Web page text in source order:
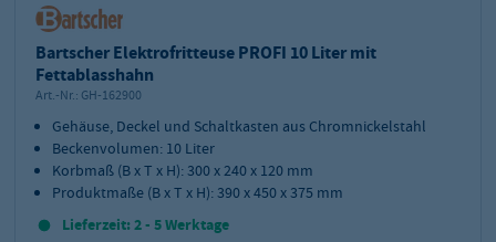
Bartscher Elektrofritteuse PROFI 10 Liter mit
Fettablasshahn
Art.-Nr.: GH-162900
Gehäuse, Deckel und Schaltkasten aus Chromnickelstahl
Beckenvolumen: 10 Liter
Korbmaß (B x T x H): 300 x 240 x 120 mm
Produktmaße (B x T x H): 390 x 450 x 375 mm
Lieferzeit: 2 - 5 Werktage